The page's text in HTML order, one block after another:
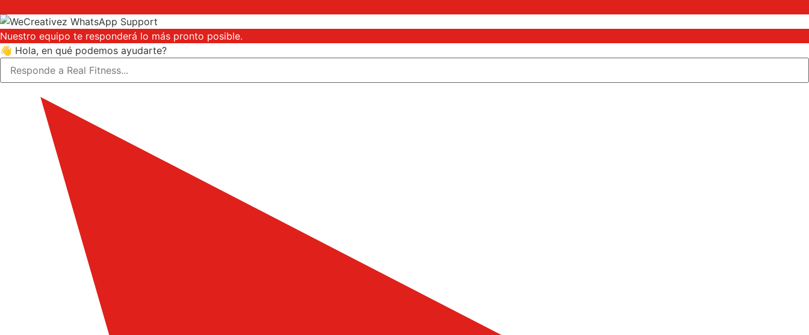
Nuestro equipo te responderá lo más pronto posible.
👋 Hola, en qué podemos ayudarte?